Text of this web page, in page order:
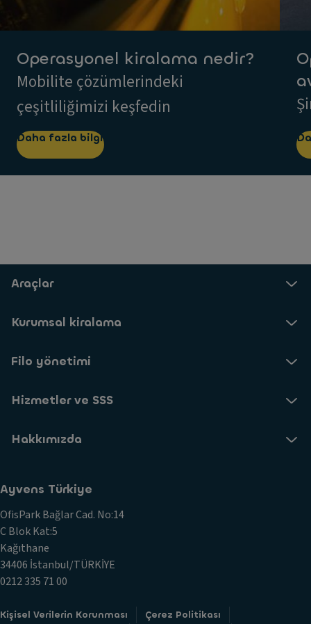
Operasyonel kiralama nedir?
Mobilite çözümlerindeki
çeşitliliğimizi keşfedin
Daha fazla bilgi
Araçlar
Kurumsal kiralama
Filo yönetimi
Hizmetler ve SSS
Hakkımızda
Ayvens Türkiye
OfisPark Bağlar Cad. No:14
C Blok Kat:5
Kağıthane
34406 İstanbul/TÜRKİYE
0212 335 71 00
Kişisel Verilerin Korunması
Çerez Politikası